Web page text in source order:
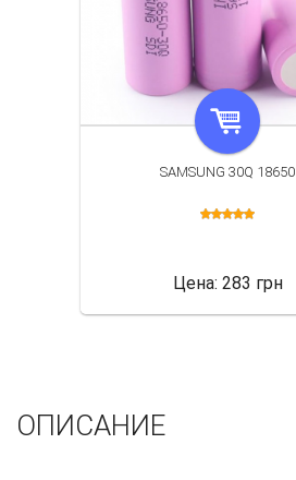
SAMSUNG 30Q 18650
Цена: 283 грн
ОПИСАНИЕ